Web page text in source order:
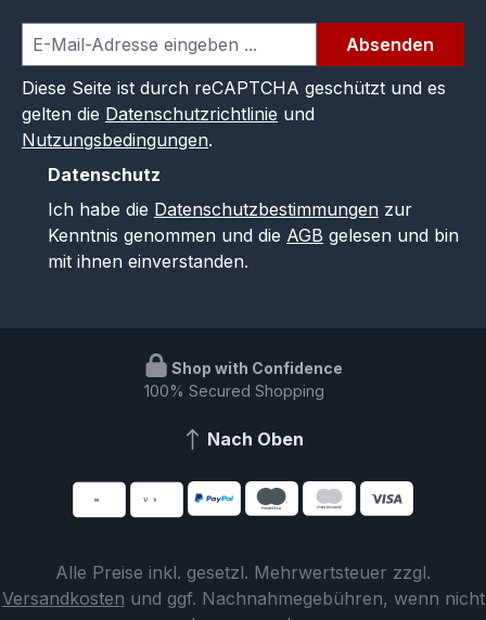
Absenden
Diese Seite ist durch reCAPTCHA geschützt und es
gelten die Datenschutzrichtlinie und
Nutzungsbedingungen.
Datenschutz
Ich habe die Datenschutzbestimmungen zur
Kenntnis genommen und die AGB gelesen und bin
mit ihnen einverstanden.
Shop with Confidence
100% Secured Shopping
Nach Oben
Alle Preise inkl. gesetzl. Mehrwertsteuer zzgl.
Versandkosten und ggf. Nachnahmegebühren, wenn nicht